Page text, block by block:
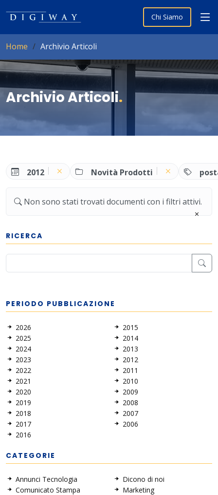
Chi Siamo
Home Archivio Articoli
Archivio Articoli.
2012 Novità Prodotti
Non sono stati trovati documenti con i filtri attivi.
RICERCA
PERIODO PUBBLICAZIONE
2026
2025
2024
2023
2022
2021
2020
2019
2018
2017
2016
2015
2014
2013
2012
2011
2010
2009
2008
2007
2006
CATEGORIE
Annunci Tecnologia
Comunicato Stampa
Dicono di noi
Marketing